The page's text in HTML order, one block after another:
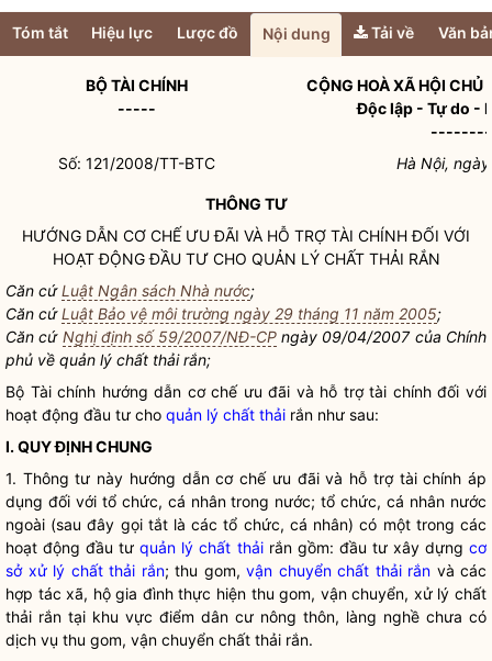
Tóm tắt Hiệu lực Lược đồ Nội dung Tải về Văn
BỘ TÀI CHÍNH
-----
CỘNG HOÀ XÃ HỘI CHỦ
Độc lập - Tự do -
--------
Số: 121/2008/TT-BTC
Hà Nội,
THÔNG TƯ
HƯỚNG DẪN CƠ CHẾ ƯU ĐÃI VÀ HỖ TRỢ TÀI CHÍNH ĐỐI VỚI
HOẠT ĐỘNG ĐẦU TƯ CHO QUẢN LÝ CHẤT THẢI RẮN
Căn cứLuật Ngân sách Nhà nước;
Căn cứLuật Bảo vệ môi trường ngày 29 tháng 11 năm 2005;
Căn cứ Nghị định số 59/2007/NĐ-CPngày 09/04/2007 của Chính
phủ về quản lý chất thảirắn;
Bộ Tài chính hướng dẫn cơ chế ưu đãi và hỗ trợ tài chính đối với
hoạt động đầu tư cho quản lý chất thải rắn như sau:
I. QUY ĐỊNH CHUNG
1. Thông tư này hướng dẫn cơ chế ưu đãi và hỗ trợ tài chính áp
dụng đối với tổ chức, cá nhân trong nước; tổ chức, cá nhân nước
ngoài (sau đây gọi tắt là các tổ chức, cá nhân) có một trong các
hoạt động đầu tưquản lý chất thảirắn gồm: đầu tư xây dựngcơ
sở xử lý chất thải rắn; thu gom, vận chuyển chất thải rắn và các
hợp tác xã, hộ gia đình thực hiện thu gom, vận chuyển, xử lý chất
thải rắn tại khu vực điểm dân cư nông thôn, làng nghề chưa có
dịch vụ thu gom, vận chuyển chất thải rắn.